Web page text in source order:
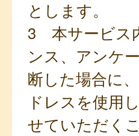
とします。
3 本サービス
ンス、アンケ
断した場合に
ドレスを使用
せていただく